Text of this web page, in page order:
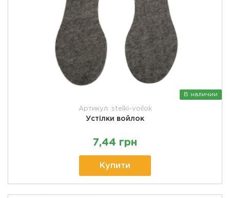
В наличии
Артикул: stelki-voilok
Устілки войлок
7,44 грн
Купити